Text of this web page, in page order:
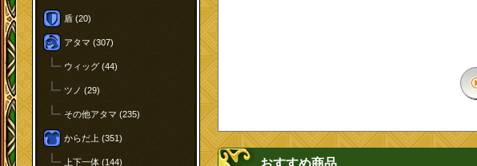
盾 (20)
アタマ (307)
ウィッグ (44)
ツノ (29)
その他アタマ (235)
からだ上 (351)
上下一体 (144) おすすめ商品